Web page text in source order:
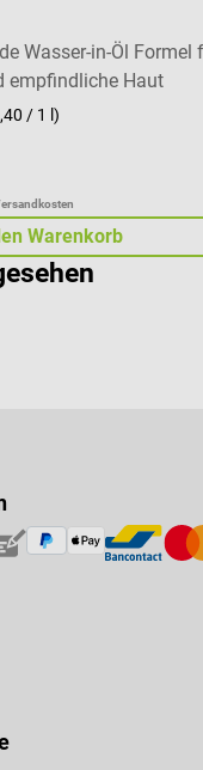
Wasser-in-Öl Formel
empfindliche Haut
/ 1 l)
Warenkorb